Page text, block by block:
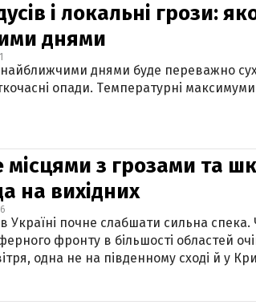
і локальні грози:
днями
найближчими днями буде переважно
опади. Температурні максимуми
місцями з грозами та
на вихідних
Україні почне слабшати сильна
фронту в більшості областей
одна не на південному сході й у